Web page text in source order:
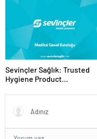
Sevinçler Sağlık: Trusted
Hygiene Product